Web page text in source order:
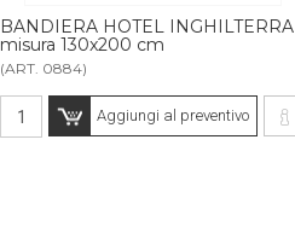
BANDIERA HOTEL INGHILTERRA
misura 130x200 cm
(ART. 0884)
Aggiungi al preventivo